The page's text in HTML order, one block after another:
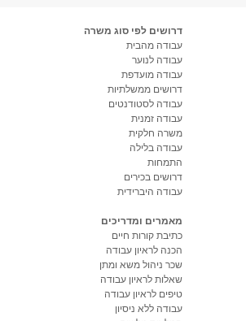
דרושים לפי סוג משרה
עבודה מהבית
עבודה לנוער
עבודה מועדפת
דרושים ממשלתיות
עבודה לסטודנטים
עבודה זמנית
משרה חלקית
עבודה בלילה
התמחות
דרושים בכירים
עבודה היברידית
מאמרים ומדריכים
כתיבת קורות חיים
הכנה לראיון עבודה
שכר ניהול משא ומתן
שאלות לראיון עבודה
טיפים לראיון עבודה
עבודה ללא ניסיון